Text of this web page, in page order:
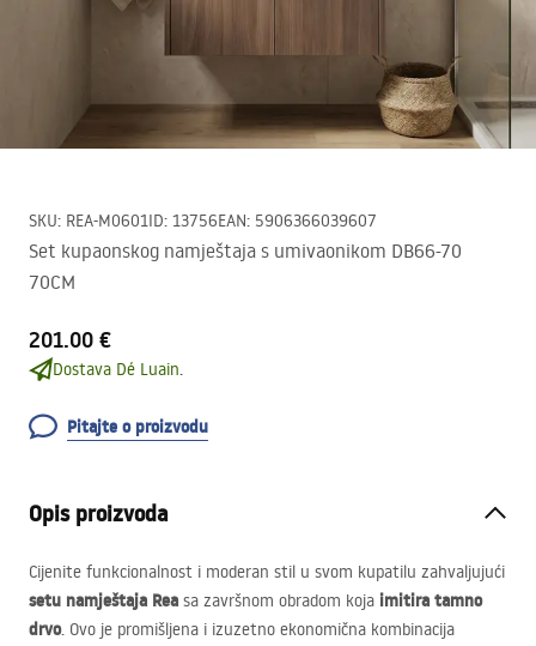
SKU: REA-M0601ID: 13756EAN: 5906366039607
Set kupaonskog namještaja s umivaonikom DB66-70
70CM
201.00 €
Dostava Dé Luain.
Pitajte o proizvodu
Opis proizvoda
Cijenite funkcionalnost i moderan stil u svom kupatilu zahvaljujući
setu namještaja Rea sa završnom obradom koja imitira tamno
drvo. Ovo je promišljena i izuzetno ekonomična kombinacija